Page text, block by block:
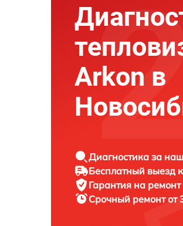
Arkon в
Диагностика за
Бесплатный выезд
Гарантия на ремонт
Срочный ремонт от